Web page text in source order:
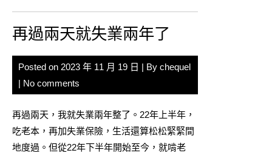
再過兩天就失業兩年了
Posted on 2023 年 11 月 19 日 | By chequel
| No comments
再過兩天，我就失業兩年整了。22年上半年，
吃老本，再加失業保險，生活還算松松緊緊間
地度過。但從22年下半年開始至今，就啃老